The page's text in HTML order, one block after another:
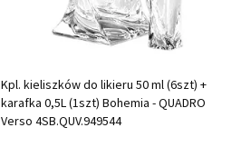
Kpl. kieliszków do likieru 50 ml (6szt) +
karafka 0,5L (1szt) Bohemia - QUADRO
Verso 4SB.QUV.949544